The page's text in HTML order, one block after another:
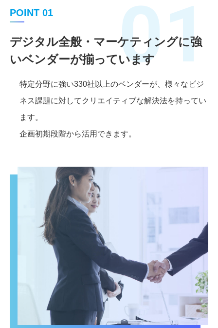
POINT 01
デジタル全般・マーケティングに強
いベンダーが揃っています01
特定分野に強い330社以上のベンダーが、様々なビジ
ネス課題に対してクリエイティブな解決法を持ってい
ます。
企画初期段階から活用できます。